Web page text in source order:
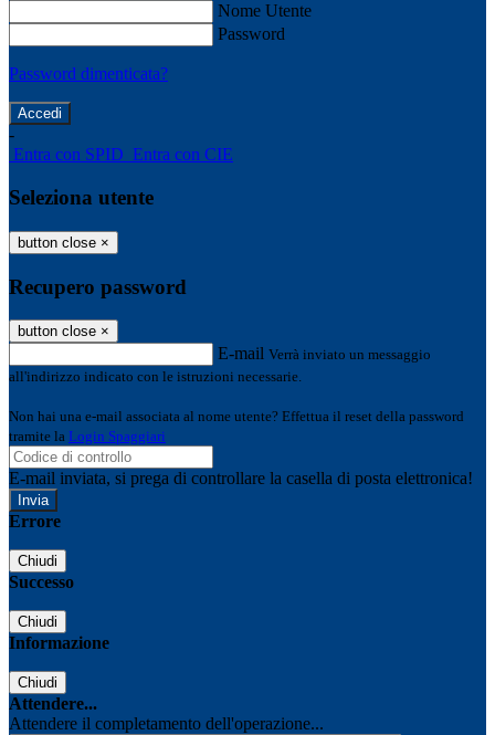
Nome Utente
Password
Password dimenticata?
-
Entra con SPID Entra con CIE
Seleziona utente
button close ×
Recupero password
button close ×
E-mail Verrà inviato un messaggio
all'indirizzo indicato con le istruzioni necessarie.
Non hai una e-mail associata al nome utente? Effettua il reset della password
tramite la Login Spaggiari
E-mail inviata, si prega di controllare la casella di posta elettronica!
Errore
Chiudi
Successo
Chiudi
Informazione
Chiudi
Attendere...
Attendere il completamento dell'operazione...